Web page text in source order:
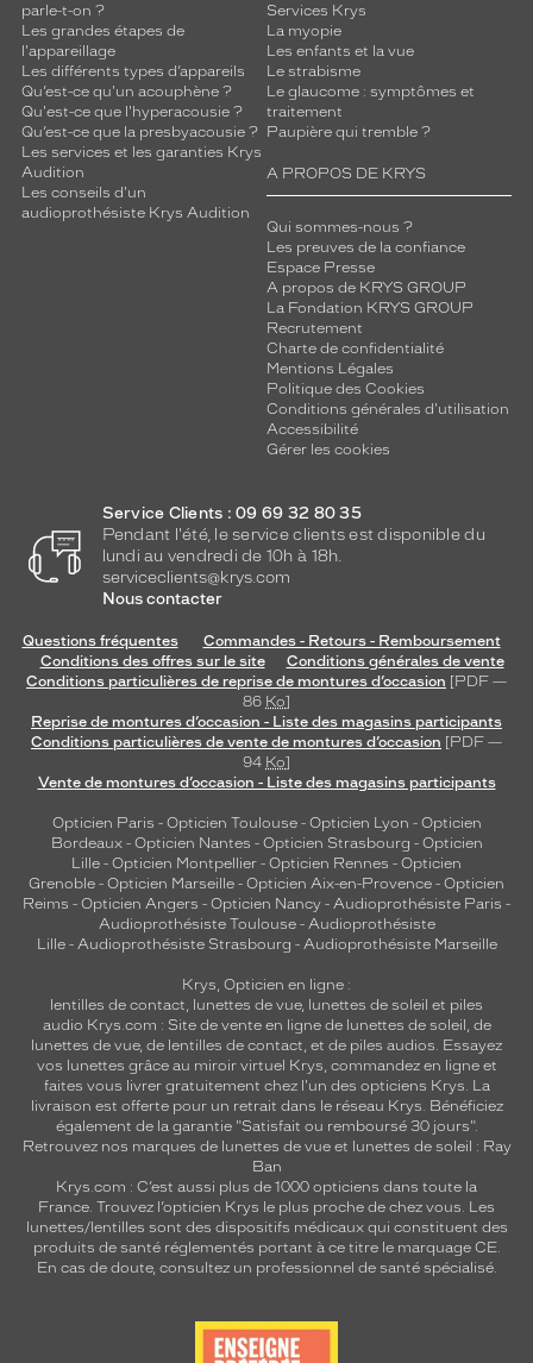
parle-t-on ?
Les grandes étapes de
l'appareillage
Les différents types d’appareils
Qu’est-ce qu'un acouphène ?
Qu'est-ce que l'hyperacousie ?
Qu’est-ce que la presbyacousie ?
Les services et les garanties Krys
Audition
Les conseils d'un
audioprothésiste Krys Audition
Services Krys
La myopie
Les enfants et la vue
Le strabisme
Le glaucome : symptômes et
traitement
Paupière qui tremble ?
A PROPOS DE KRYS
Qui sommes-nous ?
Les preuves de la confiance
Espace Presse
A propos de KRYS GROUP
La Fondation KRYS GROUP
Recrutement
Charte de confidentialité
Mentions Légales
Politique des Cookies
Conditions générales d'utilisation
Accessibilité
Gérer les cookies
Service Clients : 09 69 32 80 35
Pendant l'été, le service clients est disponible du
lundi au vendredi de 10h à 18h.
serviceclients@krys.com
Nous contacter
Questions fréquentes
Commandes - Retours - Remboursement
Conditions des offres sur le site
Conditions générales de vente
Conditions particulières de reprise de montures d’occasion [PDF —
86 Ko]
Reprise de montures d’occasion - Liste des magasins participants
Conditions particulières de vente de montures d’occasion [PDF —
94 Ko]
Vente de montures d’occasion - Liste des magasins participants
Opticien Paris - Opticien Toulouse- Opticien Lyon - Opticien
Bordeaux- Opticien Nantes - Opticien Strasbourg - Opticien
Lille - Opticien Montpellier - Opticien Rennes - Opticien
Grenoble - Opticien Marseille - Opticien Aix-en-Provence - Opticien
Reims - Opticien Angers - Opticien Nancy - Audioprothésiste Paris -
Audioprothésiste Toulouse- Audioprothésiste
Lille- Audioprothésiste Strasbourg - Audioprothésiste Marseille
Krys, Opticien en ligne :
lentilles de contact, lunettes de vue, lunettes de soleil et piles
audio Krys.com : Site de vente en ligne de lunettes de soleil, de
lunettes de vue, de lentilles de contact, et de piles audios. Essayez
vos lunettes grâce au miroir virtuel Krys, commandez en ligne et
faites vous livrer gratuitement chez l'un des opticiens Krys. La
livraison est offerte pour un retrait dans le réseau Krys. Bénéficiez
également de la garantie "Satisfait ou remboursé 30 jours".
Retrouvez nos marques de lunettes de vue et lunettes de soleil : Ray
Ban
Krys.com : C’est aussi plus de 1000 opticiens dans toute la
France. Trouvez l’opticien Krys le plus proche de chez vous. Les
lunettes/lentilles sont des dispositifs médicaux qui constituent des
produits de santé réglementés portant à ce titre le marquage CE.
En cas de doute, consultez un professionnel de santé spécialisé.